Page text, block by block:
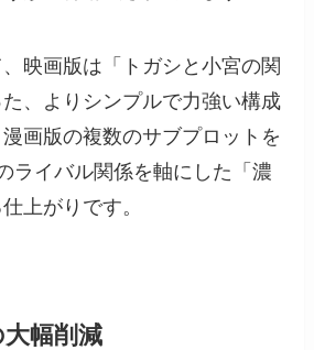
映画版は「トガシと小宮の関
、よりシンプルで力強い構成
画版の複数のサブプロットを
ライバル関係を軸にした「濃
上がりです。
大幅削減